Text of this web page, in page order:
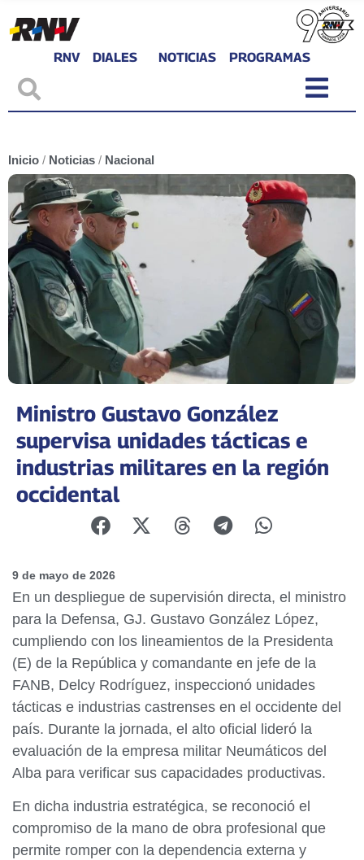
RNV DIALES NOTICIAS PROGRAMAS
Inicio / Noticias / Nacional
Ministro Gustavo González
supervisa unidades tácticas e
industrias militares en la región
occidental
9 de mayo de 2026
En un despliegue de supervisión directa, el ministro
para la Defensa, GJ. Gustavo González López,
cumpliendo con los lineamientos de la Presidenta
(E) de la República y comandante en jefe de la
FANB, Delcy Rodríguez, inspeccionó unidades
tácticas e industrias castrenses en el occidente del
país. Durante la jornada, el alto oficial lideró la
evaluación de la empresa militar Neumáticos del
Alba para verificar sus capacidades productivas.
En dicha industria estratégica, se reconoció el
compromiso de la mano de obra profesional que
permite romper con la dependencia externa y